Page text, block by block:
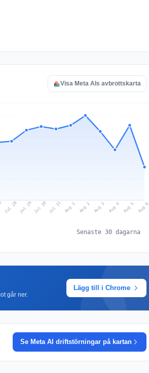
Visa Meta AIs avbrottskarta
Jul 28 Jul 29 Jul 30 Jul 31 Aug 1 Aug 2 Aug 3 Aug 4 Aug 5 Aug 6
Senaste 30 dagarna
går ner.
Lägg till i Chrome
Se Meta AI driftstörningar på kartan